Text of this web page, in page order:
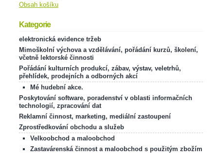
Obsah košíku
Kategorie
elektronická evidence tržeb
Mimoškolní výchova a vzdělávání, pořádání kurzů, školení,
včetně lektorské činnosti
Pořádání kulturních produkcí, zábav, výstav, veletrhů,
přehlídek, prodejních a odborných akcí
Mé hudební akce.
Poskytování software, poradenství v oblasti informačních
technologií, zpracování dat
Reklamní činnost, marketing, mediální zastoupení
Zprostředkování obchodu a služeb
Velkoobchod a maloobchod
Zastavárenská činnost a maloobchod s použitým zbožím